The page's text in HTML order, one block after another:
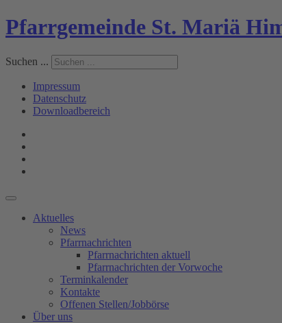
Pfarrgemeinde St. Mariä
Suchen ...
Impressum
Datenschutz
Downloadbereich
Aktuelles
News
Pfarrnachrichten
Pfarrnachrichten aktuell
Pfarrnachrichten der Vorwoche
Terminkalender
Kontakte
Offenen Stellen/Jobbörse
Über uns